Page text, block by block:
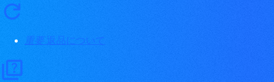
重要 返品について